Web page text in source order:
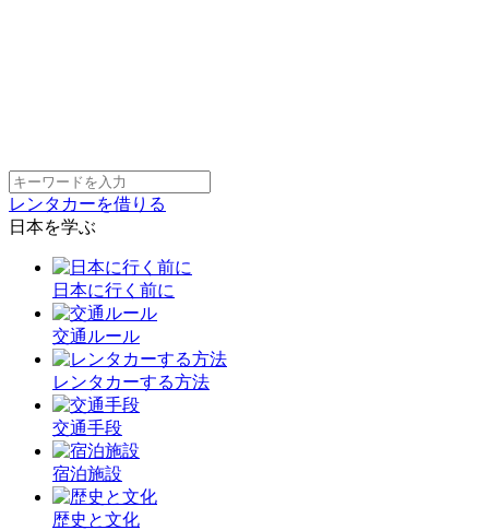
レンタカーを借りる
日本を学ぶ
日本に行く前に
交通ルール
レンタカーする方法
交通手段
宿泊施設
歴史と文化